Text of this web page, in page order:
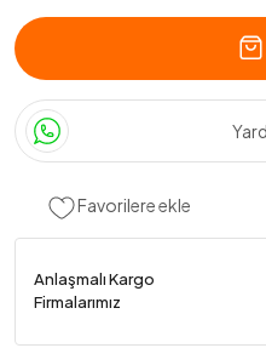
Favorilere ekle
Anlaşmalı Kargo
Firmalarımız